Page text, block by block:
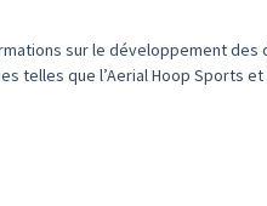
sur le développement des
telles que l’Aerial Hoop Sports